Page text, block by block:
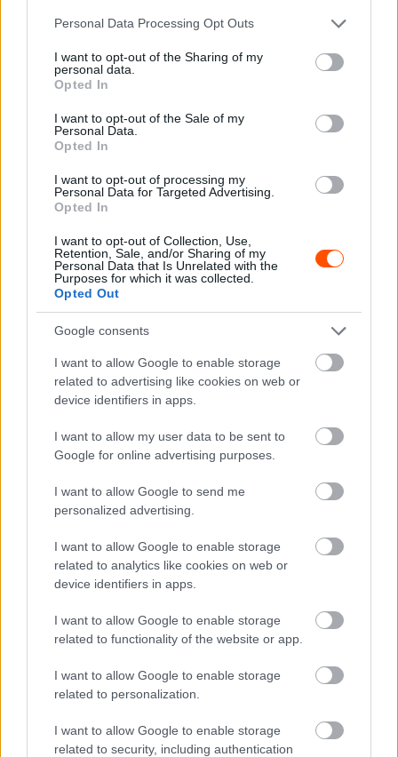
Please note that this website/app uses one or more Google
not limited to your visit or usage behaviour. You may click to
grant or deny consent to Google and its third-party tags to
use your data for below specified purposes in below Google
consent section.
Personal Data Processing Opt Outs
I want to opt-out of the Sharing of my
personal data.
Opted In
I want to opt-out of the Sale of my
Personal Data.
Opted In
I want to opt-out of processing my
Personal Data for Targeted Advertising.
Opted In
I want to opt-out of Collection, Use,
Retention, Sale, and/or Sharing of my
Personal Data that Is Unrelated with the
Purposes for which it was collected.
Opted Out
Google consents
I want to allow Google to enable storage
related to advertising like cookies on web or
device identifiers in apps.
I want to allow my user data to be sent to
Google for online advertising purposes.
I want to allow Google to send me
personalized advertising.
I want to allow Google to enable storage
related to analytics like cookies on web or
device identifiers in apps.
I want to allow Google to enable storage
related to functionality of the website or app.
I want to allow Google to enable storage
related to personalization.
I want to allow Google to enable storage
related to security, including authentication
igazgató ennyire korlátozták. Ez igaz volt például a 2004-
es terveire, hiszen egy évvel korábban annyira
ambiciózus autót alkotott, hogy azt megbízhatatlansága
miatt nem lehetett versenyeztetni.
Így hát 2005 végén Wokingból is távozott, és Dietrich
meggyőzte, hogy fogadja el az ajánlatát. Newey rögtön
otthon érezte magát Milton Keynesben, de a sikerek
ezúttal nem jöttek azonnal. Ennek elsődleges oka, hogy a
bikások technikailag akkor még nem voltak azonos
szinten a mérnökzseni korábbi csapataival, így első tervei
túlságosan ambiciózusnak bizonyultak az istálló
kapacitásaihoz képest.
2009-ben azonban jött az, amiben Newey talán a
leginkább szokott lubickolni: egy komoly szabályváltozás.
vele: bár a dupla diffúzor jelentette kiskaput Ross
Brawnnal ellentétben ő nem vette észre, de a kocsi
enélkül is hatékonynak bizonyult. Silverstone-ban aztán
az RB5-ösbe is bekerült a trükkös megoldás, és onnantől
Ez az autó nemcsak a következő négy év
referenciát jelentett az olyan újításokkal, mint például a
2010-ben bevetett a befújt diffúzor. Aztán jött a turbó-
hibrid korszak, amelyhez a Renault már nem tudott
felnőni, így Newey elvesztette a motivációját, és évekig
csak a háttérből kísérte figyelemmel a Red Bull F1-es
tevékenységét.